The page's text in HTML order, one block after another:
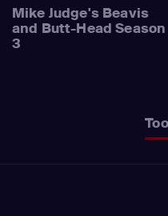
Mike Judge's Beavis
and Butt-Head Season
3